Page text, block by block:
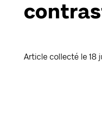
Article collecté le 18